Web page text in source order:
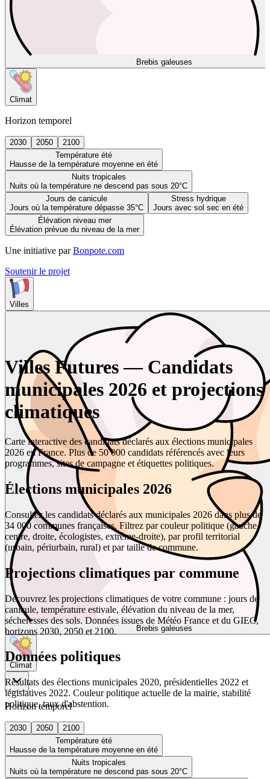
Brebis galeuses
Climat
Horizon temporel
2030 2050
2100
Température été
Hausse de la température moyenne en été
Nuits tropicales
Nuits où la température ne descend pas sous 20°C
Jours de canicule
Jours où la température dépasse 35°C
Stress hydrique
Jours avec sol sec en été
Élévation niveau mer
Élévation prévue du niveau de la mer
Une initiative par Bonpote.com
Soutenir le projet
Villes
Brebis galeuses
Climat
Horizon temporel
2030 2050
2100
Température été
Hausse de la température moyenne en été
Nuits tropicales
Nuits où la température ne descend pas sous 20°C
Villes Futures — Candidats
municipales 2026 et projections
climatiques
Carte interactive des candidats déclarés aux élections municipales
2026 en France. Plus de 50 000 candidats référencés avec leurs
programmes, sites de campagne et étiquettes politiques.
Élections municipales 2026
Consultez les candidats déclarés aux municipales 2026 dans plus de
34 000 communes françaises. Filtrez par couleur politique (gauche,
centre, droite, écologistes, extrême-droite), par profil territorial
(urbain, périurbain, rural) et par taille de commune.
Projections climatiques par commune
Découvrez les projections climatiques de votre commune : jours de
canicule, température estivale, élévation du niveau de la mer,
sécheresses des sols. Données issues de Météo France et du GIEC,
horizons 2030, 2050 et 2100.
Données politiques
Résultats des élections municipales 2020, présidentielles 2022 et
législatives 2022. Couleur politique actuelle de la mairie, stabilité
politique, taux d'abstention.